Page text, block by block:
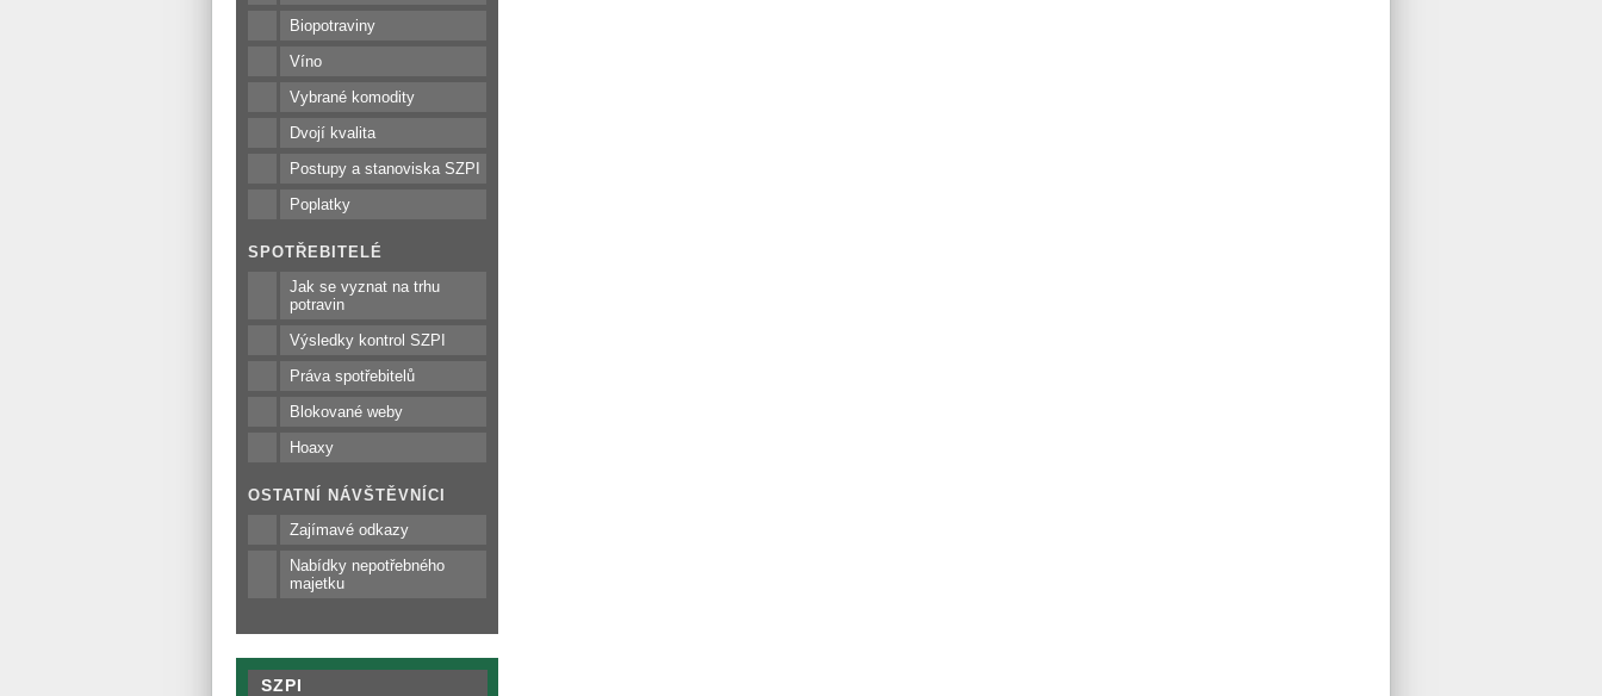
Biopotraviny
Víno
Vybrané komodity
Dvojí kvalita
Postupy a stanoviska SZPI
Poplatky
SPOTŘEBITELÉ
Jak se vyznat na trhu
potravin
Výsledky kontrol SZPI
Práva spotřebitelů
Blokované weby
Hoaxy
OSTATNÍ NÁVŠTĚVNÍCI
Zajímavé odkazy
Nabídky nepotřebného
majetku
SZPI